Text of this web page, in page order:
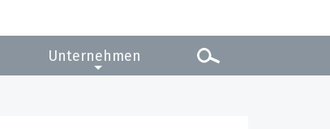
Unternehmen